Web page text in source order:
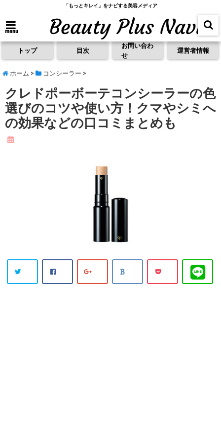
「もっとキレイ」をナビする美容メディア
menu
トップ 目次
お問い合わ
せ
運営者情報
ホーム > コンシーラー >
クレドポーボーテコンシーラーの色
選びのコツや使い方！クマやシミへ
の効果などの口コミまとめも